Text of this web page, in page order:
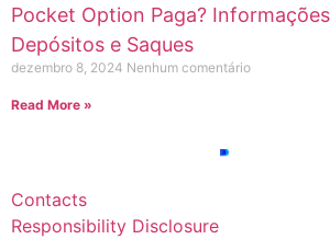
Pocket Option Paga?
Depósitos e Saques
dezembro 8, 2024 Nenhum comentário
Read More »
Contacts
Responsibility Disclosure